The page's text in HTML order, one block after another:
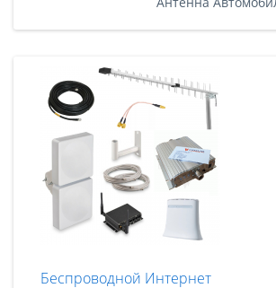
Беспроводной Интернет